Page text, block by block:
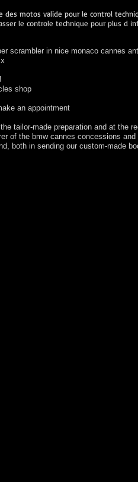
des motos valide pour le control
le controle technique pour plus d
scrambler in nice monaco cannes
shop
an appointment
tailor-made preparation and at the
of the bmw cannes concessions and
both in sending our custom-made